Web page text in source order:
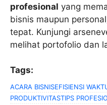
profesional yang
bisnis maupun
tepat. Kunjungi
melihat portofolio dan
Tags:
ACARA BISNISEFISIENSI
PRODUKTIVITASTIPS